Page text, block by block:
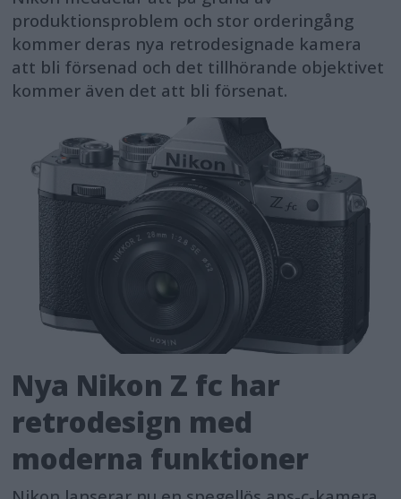
produktionsproblem och stor orderingång
kommer deras nya retrodesignade kamera
att bli försenad och det tillhörande objektivet
kommer även det att bli försenat.
Nya Nikon Z fc har
retrodesign med
moderna funktioner